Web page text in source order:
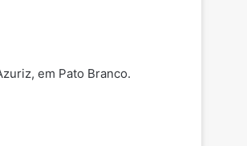
em Pato Branco.